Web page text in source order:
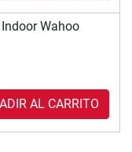
Wahoo
AL CARRITO